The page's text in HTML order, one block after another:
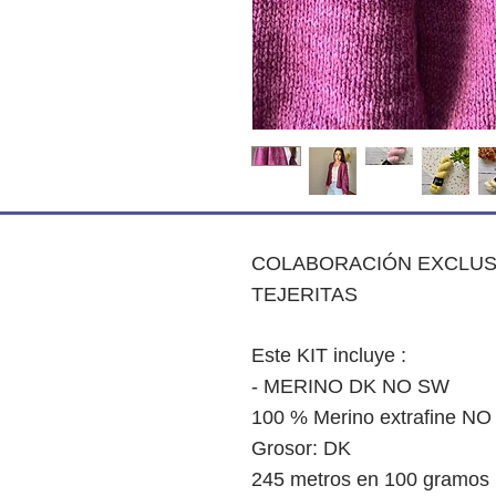
COLABORACIÓN
TEJERITAS
Este KIT incluye :
- MERINO DK NO SW
100 % Merino extrafine
Grosor: DK
245 metros en 100 gramos